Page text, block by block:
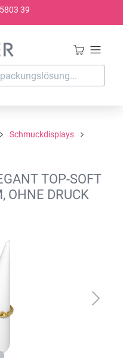
39
Schmuckdisplays
TOP-SOFT
OHNE DRUCK